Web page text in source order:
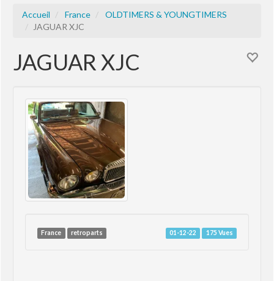
Accueil France
OLDTIMERS & YOUNGTIMERS
JAGUAR XJC
JAGUAR XJC
France retroparts 01-12-22 175 Vues